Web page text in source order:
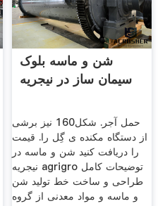
شن و ماسه بلوک
سیمان ساز در نیجریه
حمل آجر. شكل160 نیز برشی
از دستگاه مكنده ی گِل را. قیمت
را دریافت کنید شن و ماسه در
نیجریه agrigro توضیحات کامل
طراحی و ساخت خط تولید شن
و ماسه و مواد معدنی از گروه